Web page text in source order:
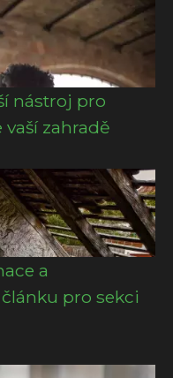
nástroj pro
zahradě
a
pro sekci